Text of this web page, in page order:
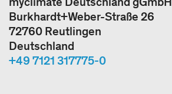
Burkhardt+Weber-Straße 26
72760 Reutlingen
Deutschland
+49 7121 317775-0